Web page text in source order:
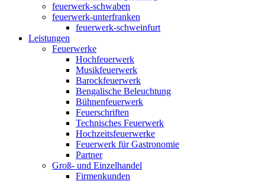
feuerwerk-schwaben
feuerwerk-unterfranken
feuerwerk-schweinfurt
Leistungen
Feuerwerke
Hochfeuerwerk
Musikfeuerwerk
Barockfeuerwerk
Bengalische Beleuchtung
Bühnenfeuerwerk
Feuerschriften
Technisches Feuerwerk
Hochzeitsfeuerwerke
Feuerwerk für Gastronomie
Partner
Groß- und Einzelhandel
Firmenkunden